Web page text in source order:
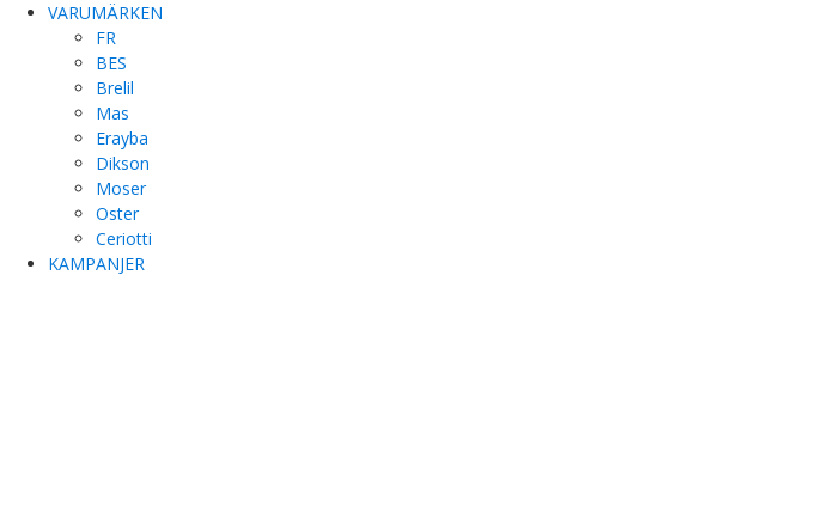
VARUMÄRKEN
FR
BES
Brelil
Mas
Erayba
Dikson
Moser
Oster
Ceriotti
KAMPANJER